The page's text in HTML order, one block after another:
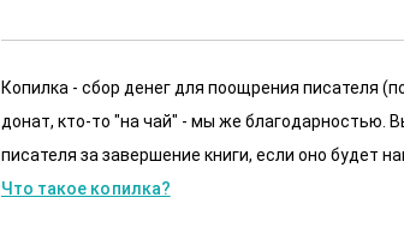
Копилка - сбор денег для поощрения писателя
донат, кто-то "на чай" - мы же благодарностью.
писателя за завершение книги, если оно будет
Что такое копилка?